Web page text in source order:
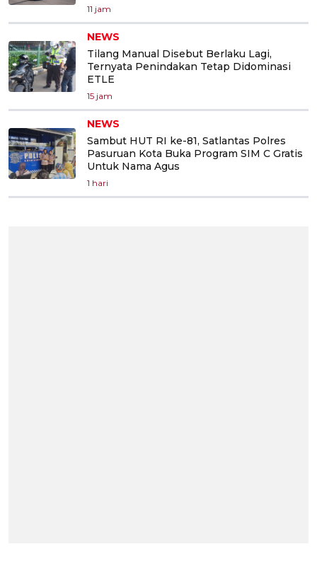
11 jam
NEWS
Tilang Manual Disebut Berlaku Lagi,
Ternyata Penindakan Tetap Didominasi
ETLE
15 jam
NEWS
Sambut HUT RI ke-81, Satlantas Polres
Pasuruan Kota Buka Program SIM C Gratis
Untuk Nama Agus
1 hari